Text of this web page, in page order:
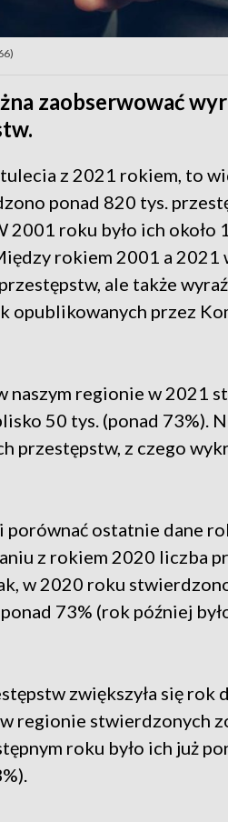
zaobserwować
z 2021 rokiem, to
ponad 820 tys.
roku było ich około
rokiem 2001 a 2021
ale także
przez
naszym regionie w 2021
50 tys. (ponad 73%).
przestępstw, z czego
ostatnie dane
z rokiem 2020 liczba
w 2020 roku
73% (rok później
zwiększyła się rok
regionie stwierdzonych
roku było ich już